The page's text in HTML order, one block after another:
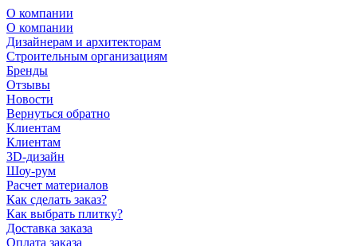
О компании
О компании
Дизайнерам и архитекторам
Строительным организациям
Бренды
Отзывы
Новости
Вернуться обратно
Клиентам
Клиентам
3D-дизайн
Шоу-рум
Расчет материалов
Как сделать заказ?
Как выбрать плитку?
Доставка заказа
Оплата заказа